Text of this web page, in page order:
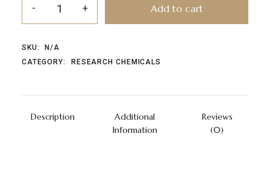
Add to cart
SKU:
N/A
CATEGORY:
RESEARCH CHEMICALS
Description
Additional
Information
Reviews
(0)